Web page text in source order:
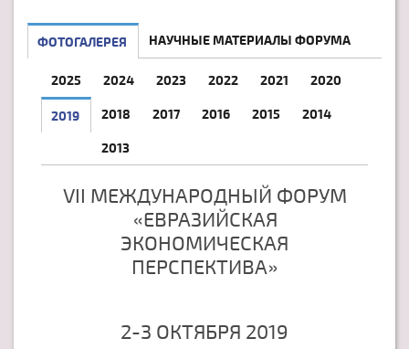
ФОТОГАЛЕРЕЯ НАУЧНЫЕ МАТЕРИАЛЫ ФОРУМА
2025 2024 2023 2022 2021 2020
2019 2018 2017 2016 2015 2014
2013
VII МЕЖДУНАРОДНЫЙ ФОРУМ
«ЕВРАЗИЙСКАЯ
ЭКОНОМИЧЕСКАЯ
ПЕРСПЕКТИВА»
2-3 ОКТЯБРЯ 2019